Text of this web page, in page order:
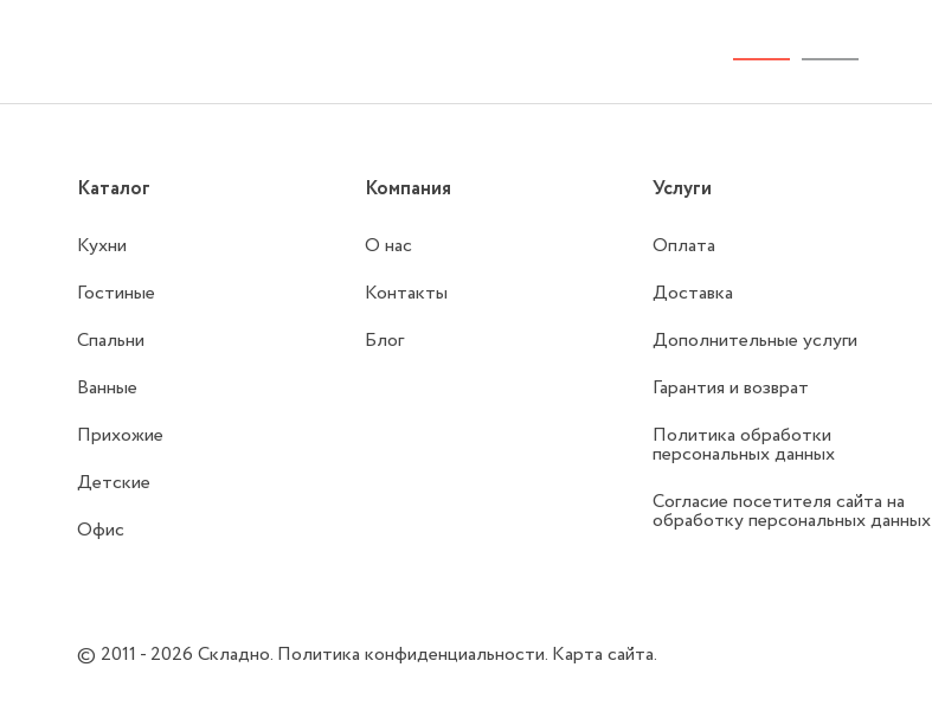
Каталог
Кухни
Гостиные
Спальни
Ванные
Прихожие
Детские
Офис
Компания
О нас
Контакты
Блог
Услуги
Оплата
Доставка
Дополнительные услуги
Гарантия и возврат
Политика обработки
персональных данных
Согласие посетителя сайта на
обработку персональных данных
© 2011 - 2026Складно. Политика конфиденциальности. Карта сайта.